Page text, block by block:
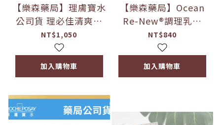
【樂森藥局】理膚寶水
公司貨 理必佳清爽保
濕乳(大) 400ml 身體
乳 乳液 保濕乳液
NT$1,050
加入購物車
【樂森藥局】Ocean
Re-New®調理乳液
150ml 修護滋潤 台灣
氣候適用 褐藻萃取保
養 提升肌膚彈性
NT$840
加入購物車